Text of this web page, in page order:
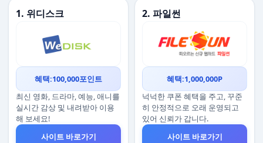
1. 위디스크
혜택:100,000포인트
최신 영화, 드라마, 예능, 애니를
실시간 감상 및 내려받아 이용
해 보세요!
사이트 바로가기
2. 파일썬
혜택:1,000,000P
넉넉한 쿠폰 혜택을 주고, 꾸준
히 안정적으로 오래 운영되고
있어 신뢰가 갑니다.
사이트 바로가기